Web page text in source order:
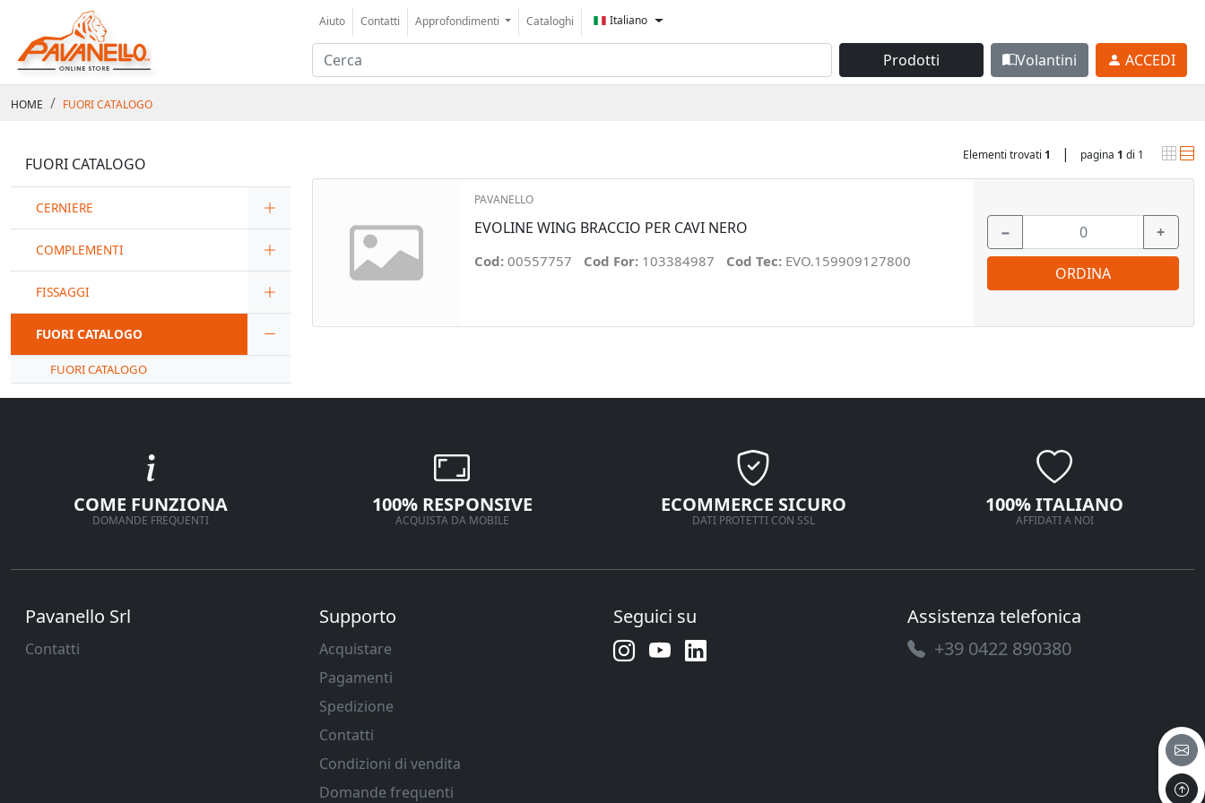
Aiuto Contatti Approfondimenti Cataloghi Italiano
Prodotti Volantini ACCEDI
HOME FUORI CATALOGO
FUORI CATALOGO
CERNIERE
COMPLEMENTI
FISSAGGI
FUORI CATALOGO
FUORI CATALOGO
Elementi trovati 1 | pagina 1 di 1
PAVANELLO
EVOLINE WING BRACCIO PER CAVI NERO
Cod: 00557757 Cod For: 103384987 Cod Tec: EVO.159909127800
− +
ORDINA
COME FUNZIONA
DOMANDE FREQUENTI
100% RESPONSIVE
ACQUISTA DA MOBILE
ECOMMERCE SICURO
DATI PROTETTI CON SSL
100% ITALIANO
AFFIDATI A NOI
Pavanello Srl
Contatti
Supporto
Acquistare
Pagamenti
Spedizione
Contatti
Condizioni di vendita
Domande frequenti
Seguici su
Assistenza telefonica
+39 0422 890380